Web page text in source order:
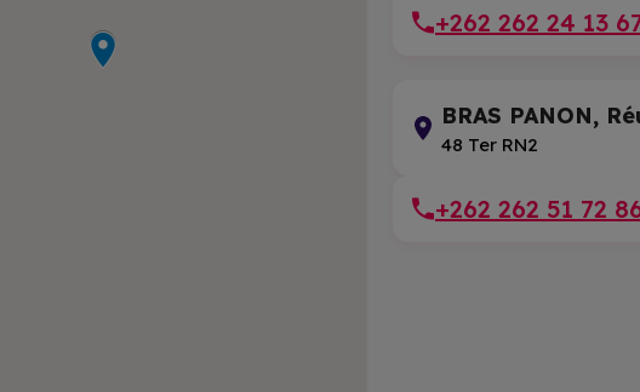
+262 262 24 13
BRAS PANON,
48 Ter RN2
+262 262 51 72